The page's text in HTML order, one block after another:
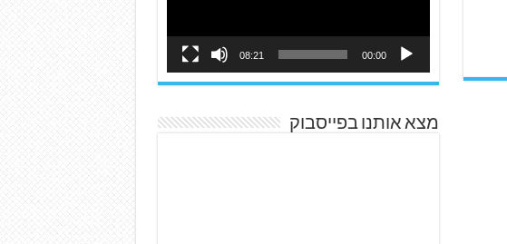
00:00
08:21
מצא אותנו בפייסבוק